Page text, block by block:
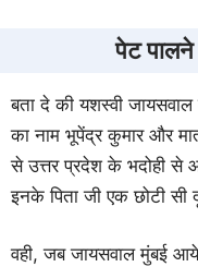
पेट
बता दे की यशस्वी
का नाम भूपेंद्र कुमार और
से उत्तर प्रदेश के भदोही
इनके पिता जी एक छोटी
वही, जब जायसवाल मुंबई